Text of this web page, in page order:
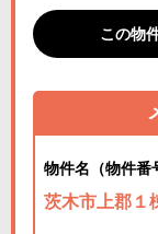
この物
物件名（物件番
茨木市上郡１